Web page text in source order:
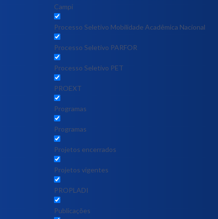
Campi
Processo Seletivo Mobilidade Acadêmica Nacional
Processo Seletivo PARFOR
Processo Seletivo PET
PROEXT
Programas
Programas
Projetos encerrados
Projetos vigentes
PROPLADI
Publicações